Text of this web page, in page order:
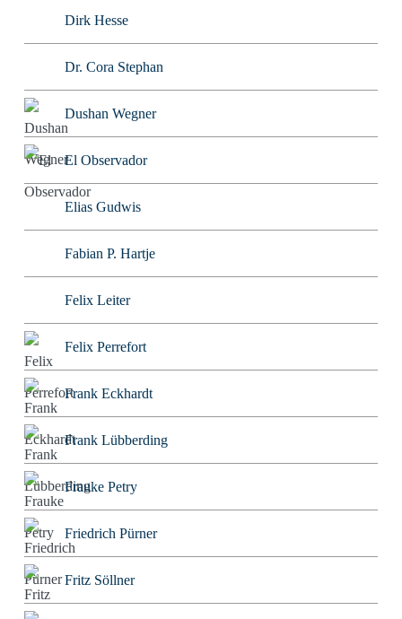
Dirk Hesse
Dr. Cora Stephan
Dushan Wegner
El Observador
Elias Gudwis
Fabian P. Hartje
Felix Leiter
Felix Perrefort
Frank Eckhardt
Frank Lübberding
Frauke Petry
Friedrich Pürner
Fritz Söllner